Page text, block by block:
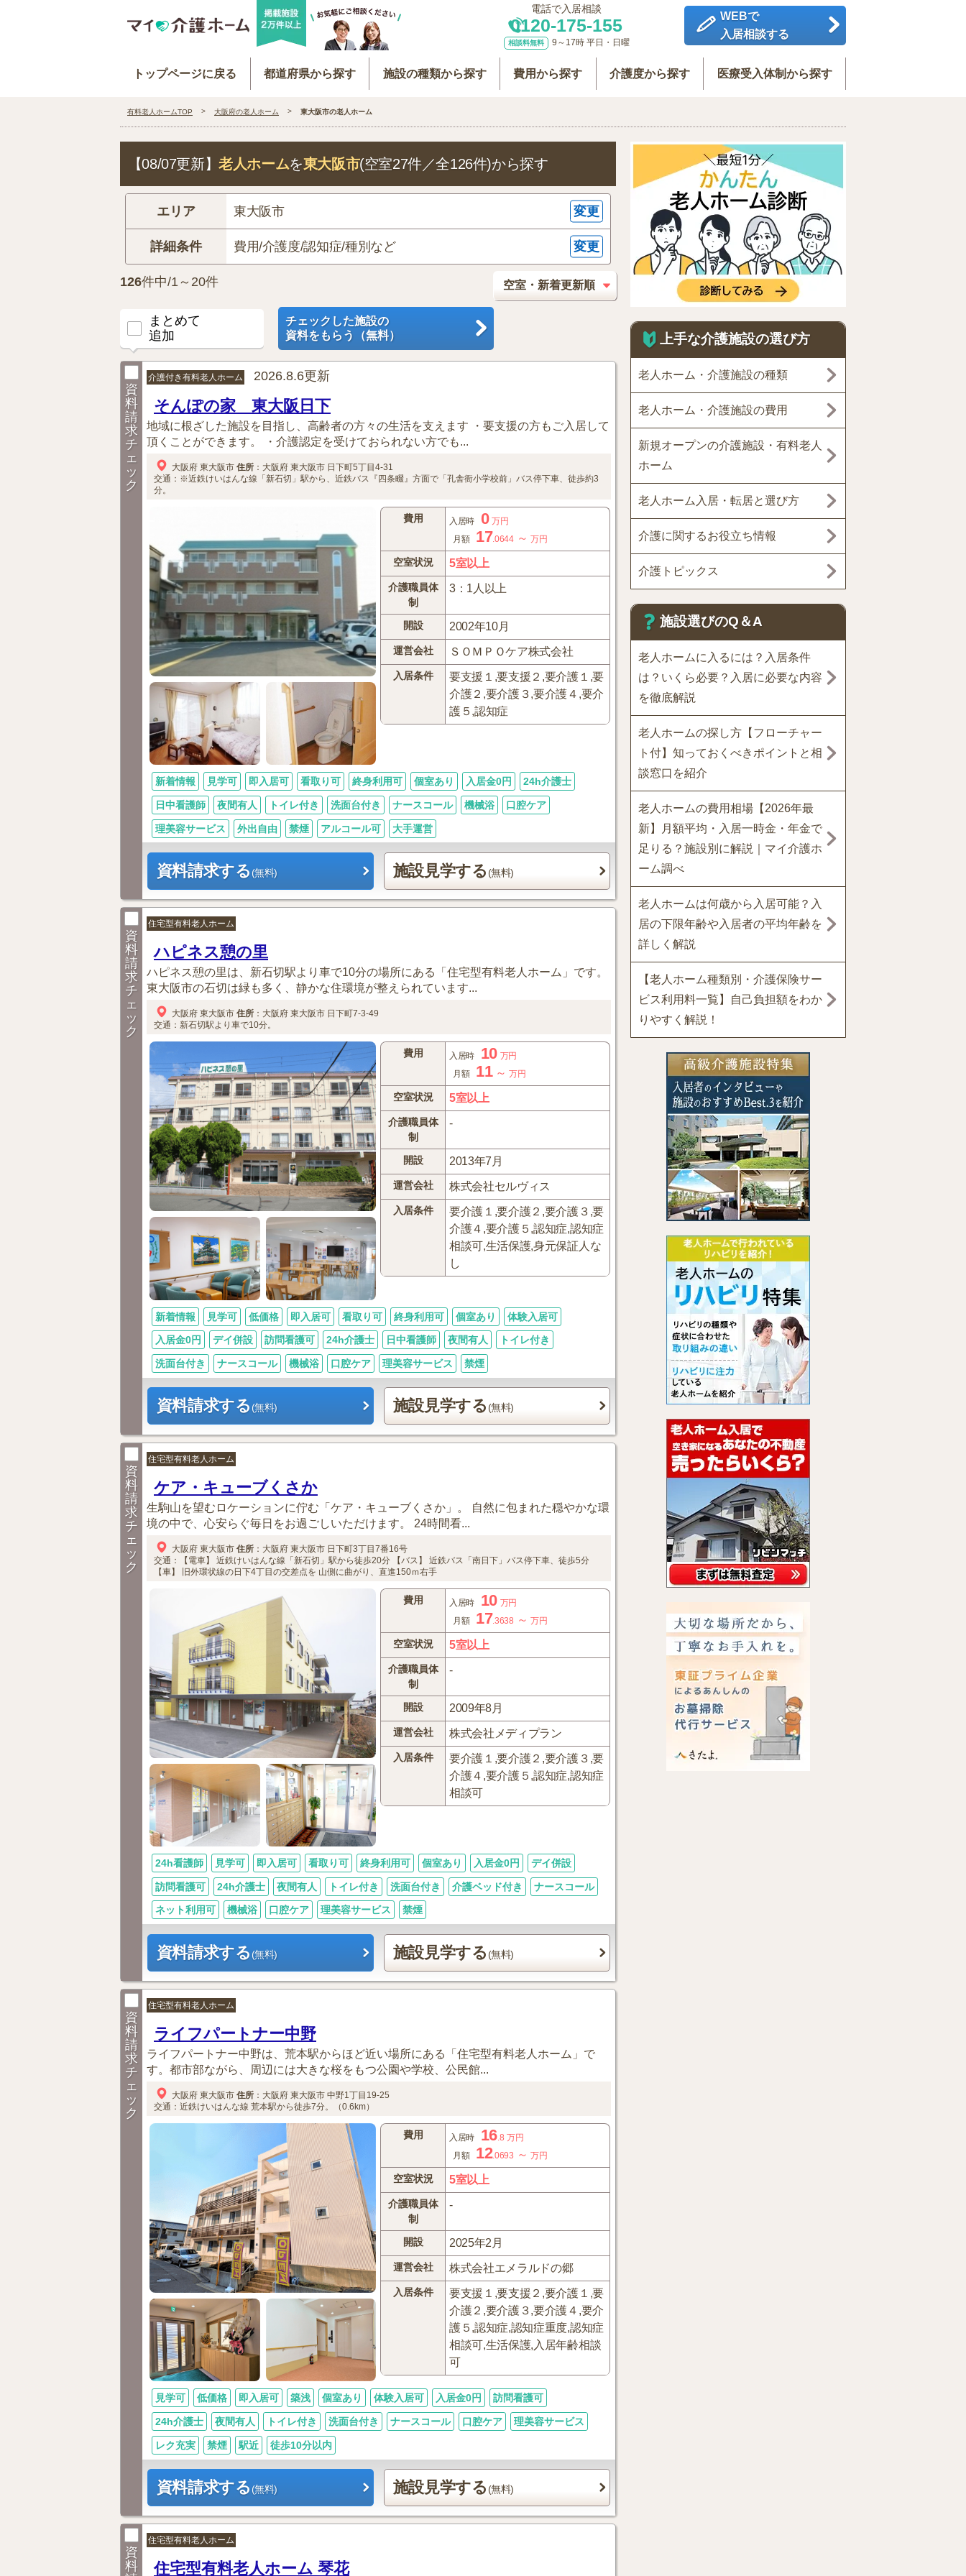
電話で入居相談
0120-175-155
相談料無料 9～17時 平日・日曜
WEBで
入居相談する
トップページに戻る 都道府県から探す 施設の種類から探す 費用から探す 介護度から探す 医療受入体制から探す
有料老人ホームTOP 大阪府の老人ホーム 東大阪市の老人ホーム
【08/07更新】老人ホームを東大阪市(空室27件／全126件)から探す
エリア 東大阪市 変更
詳細条件 費用/介護度/認知症/種別など 変更
126件中/1～20件
まとめて
追加
チェックした施設の
資料をもらう（無料）
資
料
請
求
チ
ェ
ッ
ク
介護付き有料老人ホーム 2026.8.6更新
そんぽの家 東大阪日下
地域に根ざした施設を目指し、高齢者の方々の生活を支えます ・要支援の方もご入居して
頂くことができます。 ・介護認定を受けておられない方でも...
大阪府 東大阪市 住所 ： 大阪府 東大阪市 日下町5丁目4-31
交通：※近鉄けいはんな線「新石切」駅から、近鉄バス『四条畷』方面で「孔舎衙小学校前」バス停下車、徒歩約3
分。
費用 入居時 0 万円
月額
17.0644～ 万円
空室状況 5室以上
介護職員体
制
3：1人以上
開設 2002年10月
運営会社 ＳＯＭＰＯケア株式会社
入居条件
要支援１,要支援２,要介護１,要
介護２,要介護３,要介護４,要介
護５,認知症
新着情報 見学可 即入居可 看取り可 終身利用可 個室あり 入居金0円 24h介護士
日中看護師 夜間有人 トイレ付き 洗面台付き ナースコール 機械浴 口腔ケア
理美容サービス 外出自由 禁煙 アルコール可 大手運営
資料請求する(無料) 施設見学する (無料)
資
料
請
求
チ
ェ
ッ
ク
住宅型有料老人ホーム
ハピネス憩の里
ハピネス憩の里は、新石切駅より車で10分の場所にある「住宅型有料老人ホーム」です。
東大阪市の石切は緑も多く、静かな住環境が整えられています...
大阪府 東大阪市 住所 ： 大阪府 東大阪市 日下町7-3-49
交通：新石切駅より車で10分。
費用 入居時 10 万円
月額
11～万円
空室状況 5室以上
介護職員体
制
-
開設 2013年7月
運営会社 株式会社セルヴィス
入居条件
要介護１,要介護２,要介護３,要
介護４,要介護５,認知症,認知症
相談可,生活保護,身元保証人な
し
新着情報 見学可 低価格 即入居可 看取り可 終身利用可 個室あり 体験入居可
入居金0円 デイ併設 訪問看護可 24h介護士 日中看護師 夜間有人 トイレ付き
洗面台付き ナースコール 機械浴 口腔ケア 理美容サービス 禁煙
資料請求する(無料) 施設見学する (無料)
資
料
請
求
チ
ェ
ッ
ク
住宅型有料老人ホーム
ケア・キューブくさか
生駒山を望むロケーションに佇む「ケア・キューブくさか」。 自然に包まれた穏やかな環
境の中で、心安らぐ毎日をお過ごしいただけます。 24時間看...
大阪府 東大阪市 住所 ： 大阪府 東大阪市 日下町3丁目7番16号
交通：【電車】
近鉄けいはんな線「新石切」駅から徒歩20分 【バス】
近鉄バス「南日下」バス停下車、徒歩5分
【車】
旧外環状線の日下4丁目の交差点を 山側に曲がり、直進150ｍ右手
費用 入居時 10 万円
月額
17.3638 ～ 万円
空室状況 5室以上
介護職員体
制
-
開設 2009年8月
運営会社 株式会社メディプラン
入居条件
要介護１,要介護２,要介護３,要
介護４,要介護５,認知症,認知症
相談可
24h看護師 見学可 即入居可 看取り可 終身利用可 個室あり 入居金0円 デイ併設
訪問看護可 24h介護士 夜間有人 トイレ付き 洗面台付き 介護ベッド付き ナースコール
ネット利用可 機械浴 口腔ケア 理美容サービス 禁煙
資料請求する(無料) 施設見学する (無料)
資
料
請
求
チ
ェ
ッ
ク
住宅型有料老人ホーム
ライフパートナー中野
ライフパートナー中野は、荒本駅からほど近い場所にある「住宅型有料老人ホーム」で
す。都市部ながら、周辺には大きな桜をもつ公園や学校、公民館...
大阪府 東大阪市 住所 ： 大阪府 東大阪市 中野1丁目19-25
交通：近鉄けいはんな線 荒本駅から徒歩7分。（0.6km）
費用 入居時 16.8 万円
月額
12.0693 ～ 万円
空室状況 5室以上
介護職員体
制
-
開設 2025年2月
運営会社 株式会社エメラルドの郷
入居条件
要支援１,要支援２,要介護１,要
介護２,要介護３,要介護４,要介
護５,認知症,認知症重度,認知症
相談可,生活保護,入居年齢相談
可
見学可 低価格 即入居可 築浅 個室あり 体験入居可 入居金0円 訪問看護可
24h介護士 夜間有人 トイレ付き 洗面台付き ナースコール 口腔ケア 理美容サービス
レク充実 禁煙 駅近 徒歩10分以内
資料請求する(無料) 施設見学する (無料)
資
料
住宅型有料老人ホーム
住宅型有料老人ホーム 琴花
上手な介護施設の選び方
老人ホーム・介護施設の種類
老人ホーム・介護施設の費用
新規オープンの介護施設・有料老人
ホーム
老人ホーム入居・転居と選び方
介護に関するお役立ち情報
介護トピックス
施設選びのQ＆A
老人ホームに入るには？入居条件
は？いくら必要？入居に必要な内容
を徹底解説
老人ホームの探し方【フローチャー
ト付】知っておくべきポイントと相
談窓口を紹介
老人ホームの費用相場【2026年最
新】月額平均・入居一時金・年金で
足りる？施設別に解説｜マイ介護ホ
ーム調べ
老人ホームは何歳から入居可能？入
居の下限年齢や入居者の平均年齢を
詳しく解説
【老人ホーム種類別・介護保険サー
ビス利用料一覧】自己負担額をわか
りやすく解説！